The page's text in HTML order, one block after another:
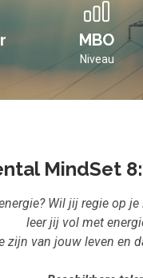
Account en
Meer
MBO
Niveau
MindSet
Wil jij regie op
leer jij vol met
zijn van jouw leven en